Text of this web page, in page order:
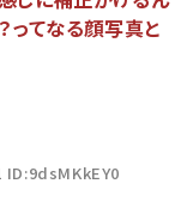
ってなる顔写真と